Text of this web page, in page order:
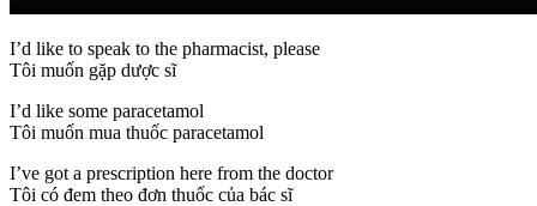
I’d like to speak to the pharmacist, please
Tôi muốn gặp dược sĩ
I’d like some paracetamol
Tôi muốn mua thuốc paracetamol
I’ve got a prescription here from the doctor
Tôi có đem theo đơn thuốc của bác sĩ